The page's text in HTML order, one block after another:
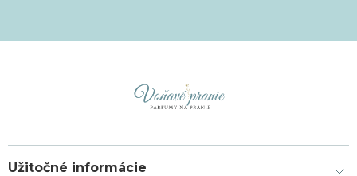
Užitočné informácie